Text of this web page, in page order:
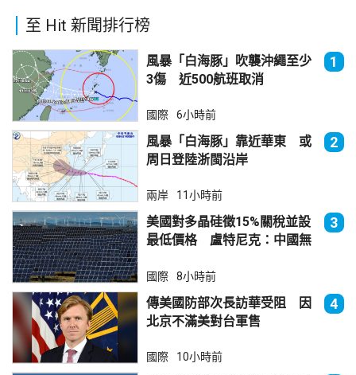
至 Hit 新聞排行榜
風暴「白海豚」吹襲沖繩至少
3傷 近500航班取消
1
國際 6小時前
風暴「白海豚」靠近華東 或
周日登陸浙閩沿岸
2
兩岸 11小時前
美國對多晶硅徵15%關稅並設
最低價格 盧特尼克：中國無
3
國際 8小時前
傳美國防部次長訪華受阻 因
北京不滿美對台軍售
4
國際 10小時前